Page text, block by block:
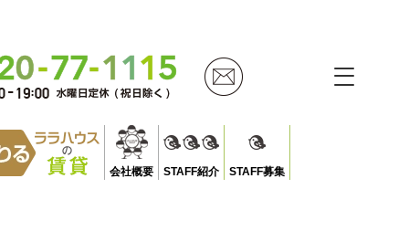
会社概要 STAFF紹介 STAFF募集